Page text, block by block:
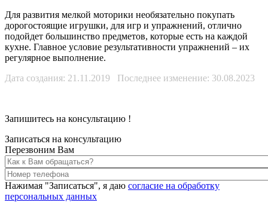
Для развития мелкой моторики необязательно покупать
дорогостоящие игрушки, для игр и упражнений, отлично
подойдет большинство предметов, которые есть на каждой
кухне. Главное условие результативности упражнений – их
регулярное выполнение.
Дата создания: 21.11.2019 Последнее изменение: 30.08.2023
Запишитесь на консультацию !
Записаться на консультацию
Перезвоним Вам
Нажимая "Записаться", я даю согласие на обработку
персональных данных